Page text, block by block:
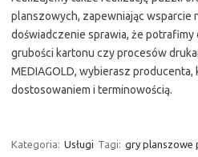
planszowych, zapewniając wsparcie
doświadczenie sprawia, że
grubości kartonu czy procesów
MEDIAGOLD, wybierasz producenta,
dostosowaniem i terminowością.
Kategoria: Usługi Tagi: gry planszowe